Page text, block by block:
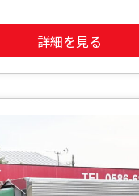
詳細を見る